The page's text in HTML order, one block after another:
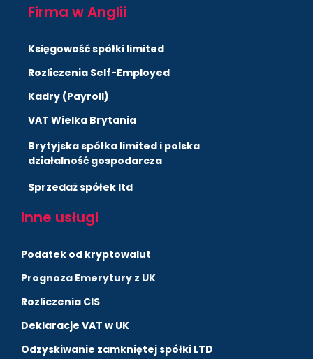
Firma w Anglii
Księgowość spółki limited
Rozliczenia Self-Employed
Kadry (Payroll)
VAT Wielka Brytania
Brytyjska spółka limited i polska
działalność gospodarcza
Sprzedaż spółek ltd
Inne usługi
Podatek od kryptowalut
Prognoza Emerytury z UK
Rozliczenia CIS
Deklaracje VAT w UK
Odzyskiwanie zamkniętej spółki LTD